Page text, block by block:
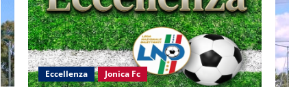
Eccellenza Jonica Fc